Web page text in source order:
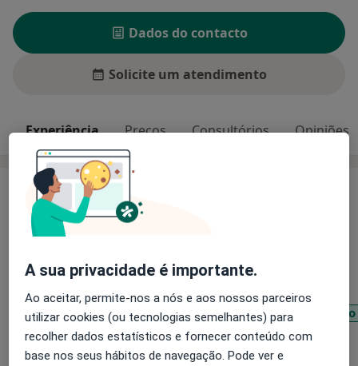
Dados do contacto
Solicite um atendimento
Experiência Preços Consultórios Opiniões
Experiência
Psicóloga Clinica e Psicoterapeuta Individual, de Casal
e Família.
Principais doenças tratadas
Transtornos de Déficit da Atenção e do
Depressão Pós-Parto
Transtornos Psicóticos
Transtornos Da Ansiedade
Transtornos do Humor
A sua privacidade é importante.
Ao aceitar, permite-nos a nós e aos nossos parceiros
utilizar cookies (ou tecnologias semelhantes) para
recolher dados estatísticos e fornecer conteúdo com
base nos seus hábitos de navegação. Pode ver e